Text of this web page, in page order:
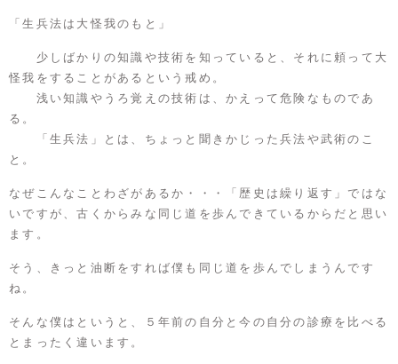
「生兵法は大怪我のもと」
少しばかりの知識や技術を知っていると、それに頼って大
怪我をすることがあるという戒め。
浅い知識やうろ覚えの技術は、かえって危険なものであ
る。
「生兵法」とは、ちょっと聞きかじった兵法や武術のこ
と。
なぜこんなことわざがあるか・・・「歴史は繰り返す」ではな
いですが、古くからみな同じ道を歩んできているからだと思い
ます。
そう、きっと油断をすれば僕も同じ道を歩んでしまうんです
ね。
そんな僕はというと、５年前の自分と今の自分の診療を比べる
とまったく違います。